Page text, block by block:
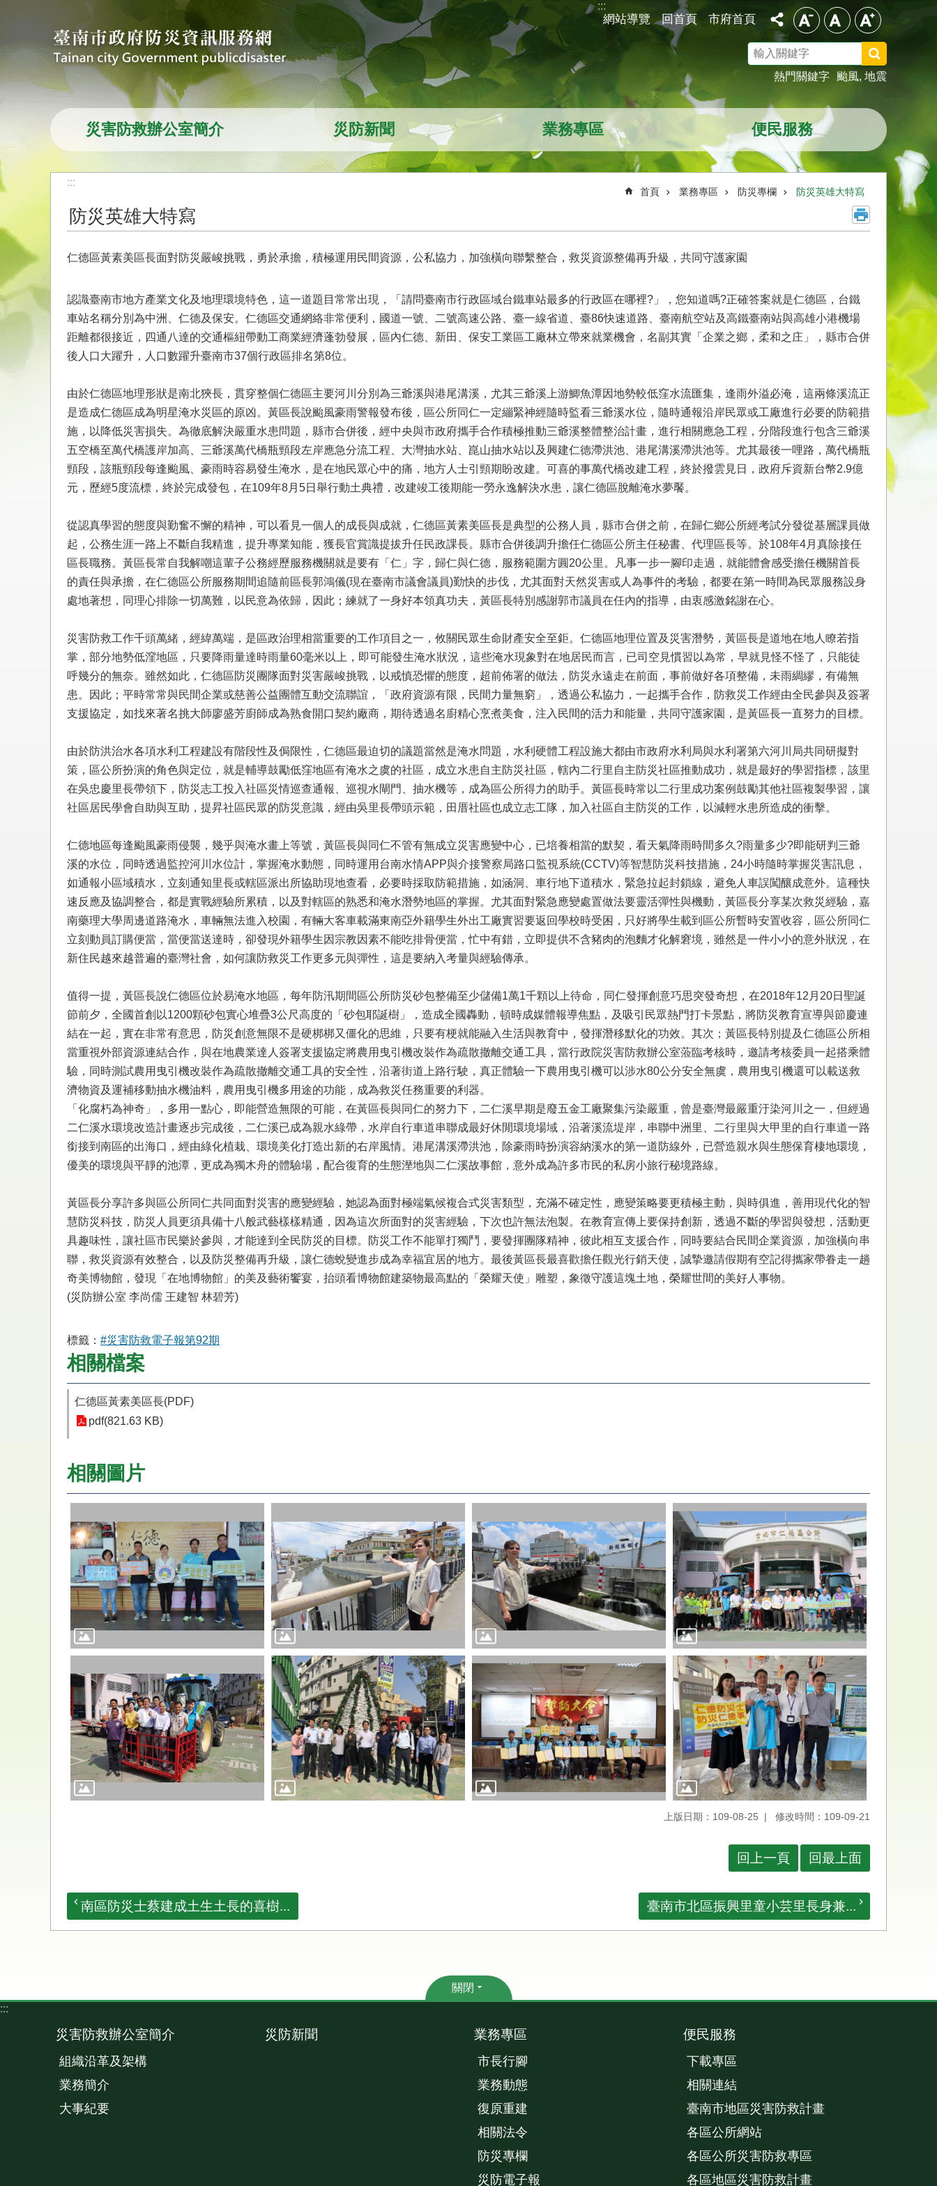
跳到主要內容區塊
:::
網站導覽 回首頁 市府首頁
尋
熱門關鍵字
颱風 地震
災害防救辦公室簡介 災防新聞 業務專區 便民服務
:::
首頁 業務專區 防災專欄 防災英雄大特寫
防災英雄大特寫
仁德區黃素美區長面對防災嚴峻挑戰，勇於承擔，積極運用民間資源，公私協力，加強橫向聯繫整合，救災資源整備再升級，共同守護家園
認識臺南市地方產業文化及地理環境特色，這一道題目常常出現，「請問臺南市行政區域台鐵車站最多的行政區在哪裡?」，您知道嗎?正確答案就是仁德區，台鐵
車站名稱分別為中洲、仁德及保安。仁德區交通網絡非常便利，國道一號、二號高速公路、臺一線省道、臺86快速道路、臺南航空站及高鐵臺南站與高雄小港機場
距離都很接近，四通八達的交通樞紐帶動工商業經濟蓬勃發展，區內仁德、新田、保安工業區工廠林立帶來就業機會，名副其實「企業之鄉，柔和之庄」，縣市合併
後人口大躍升，人口數躍升臺南市37個行政區排名第8位。
由於仁德區地理形狀是南北狹長，貫穿整個仁德區主要河川分別為三爺溪與港尾溝溪，尤其三爺溪上游鯽魚潭因地勢較低窪水流匯集，逢雨外溢必淹，這兩條溪流正
是造成仁德區成為明星淹水災區的原凶。黃區長說颱風豪雨警報發布後，區公所同仁一定繃緊神經隨時監看三爺溪水位，隨時通報沿岸民眾或工廠進行必要的防範措
施，以降低災害損失。為徹底解決嚴重水患問題，縣市合併後，經中央與市政府攜手合作積極推動三爺溪整體整治計畫，進行相關應急工程，分階段進行包含三爺溪
五空橋至萬代橋護岸加高、三爺溪萬代橋瓶頸段左岸應急分流工程、大灣抽水站、崑山抽水站以及興建仁德滯洪池、港尾溝溪滯洪池等。尤其最後一哩路，萬代橋瓶
頸段，該瓶頸段每逢颱風、豪雨時容易發生淹水，是在地民眾心中的痛，地方人士引頸期盼改建。可喜的事萬代橋改建工程，終於撥雲見日，政府斥資新台幣2.9億
元，歷經5度流標，終於完成發包，在109年8月5日舉行動土典禮，改建竣工後期能一勞永逸解決水患，讓仁德區脫離淹水夢饜。
從認真學習的態度與勤奮不懈的精神，可以看見一個人的成長與成就，仁德區黃素美區長是典型的公務人員，縣市合併之前，在歸仁鄉公所經考試分發從基層課員做
起，公務生涯一路上不斷自我精進，提升專業知能，獲長官賞識提拔升任民政課長。縣市合併後調升擔任仁德區公所主任秘書、代理區長等。於108年4月真除接任
區長職務。黃區長常自我解嘲這輩子公務經歷服務機關就是要有「仁」字，歸仁與仁德，服務範圍方圓20公里。凡事一步一腳印走過，就能體會感受擔任機關首長
的責任與承擔，在仁德區公所服務期間追隨前區長郭鴻儀(現在臺南市議會議員)勤快的步伐，尤其面對天然災害或人為事件的考驗，都要在第一時間為民眾服務設身
處地著想，同理心排除一切萬難，以民意為依歸，因此；練就了一身好本領真功夫，黃區長特別感謝郭市議員在任內的指導，由衷感激銘謝在心。
災害防救工作千頭萬緒，經緯萬端，是區政治理相當重要的工作項目之一，攸關民眾生命財產安全至鉅。仁德區地理位置及災害潛勢，黃區長是道地在地人瞭若指
掌，部分地勢低漥地區，只要降雨量達時雨量60毫米以上，即可能發生淹水狀況，這些淹水現象對在地居民而言，已司空見慣習以為常，早就見怪不怪了，只能徒
呼幾分的無奈。雖然如此，仁德區防災團隊面對災害嚴峻挑戰，以戒慎恐懼的態度，超前佈署的做法，防災永遠走在前面，事前做好各項整備，未雨綢繆，有備無
患。因此；平時常常與民間企業或慈善公益團體互動交流聯誼，「政府資源有限，民間力量無窮」，透過公私協力，一起攜手合作，防救災工作經由全民參與及簽署
支援協定，如找來著名挑大師廖盛芳廚師成為熟食開口契約廠商，期待透過名廚精心烹煮美食，注入民間的活力和能量，共同守護家園，是黃區長一直努力的目標。
由於防洪治水各項水利工程建設有階段性及侷限性，仁德區最迫切的議題當然是淹水問題，水利硬體工程設施大都由市政府水利局與水利署第六河川局共同研擬對
策，區公所扮演的角色與定位，就是輔導鼓勵低窪地區有淹水之虞的社區，成立水患自主防災社區，轄內二行里自主防災社區推動成功，就是最好的學習指標，該里
在吳忠慶里長帶領下，防災志工投入社區災情巡查通報、巡視水閘門、抽水機等，成為區公所得力的助手。黃區長時常以二行里成功案例鼓勵其他社區複製學習，讓
社區居民學會自助與互助，提昇社區民眾的防災意識，經由吳里長帶頭示範，田厝社區也成立志工隊，加入社區自主防災的工作，以減輕水患所造成的衝擊。
仁德地區每逢颱風豪雨侵襲，幾乎與淹水畫上等號，黃區長與同仁不管有無成立災害應變中心，已培養相當的默契，看天氣降雨時間多久?雨量多少?即能研判三爺
溪的水位，同時透過監控河川水位計，掌握淹水動態，同時運用台南水情APP與介接警察局路口監視系統(CCTV)等智慧防災科技措施，24小時隨時掌握災害訊息，
如通報小區域積水，立刻通知里長或轄區派出所協助現地查看，必要時採取防範措施，如涵洞、車行地下道積水，緊急拉起封鎖線，避免人車誤闖釀成意外。這種快
速反應及協調整合，都是實戰經驗所累積，以及對轄區的熟悉和淹水潛勢地區的掌握。尤其面對緊急應變處置做法要靈活彈性與機動，黃區長分享某次救災經驗，嘉
南藥理大學周邊道路淹水，車輛無法進入校園，有輛大客車載滿東南亞外籍學生外出工廠實習要返回學校時受困，只好將學生載到區公所暫時安置收容，區公所同仁
立刻動員訂購便當，當便當送達時，卻發現外籍學生因宗教因素不能吃排骨便當，忙中有錯，立即提供不含豬肉的泡麵才化解窘境，雖然是一件小小的意外狀況，在
新住民越來越普遍的臺灣社會，如何讓防救災工作更多元與彈性，這是要納入考量與經驗傳承。
值得一提，黃區長說仁德區位於易淹水地區，每年防汛期間區公所防災砂包整備至少儲備1萬1千顆以上待命，同仁發揮創意巧思突發奇想，在2018年12月20日聖誕
節前夕，全國首創以1200顆砂包實心堆疊3公尺高度的「砂包耶誕樹」，造成全國轟動，頓時成媒體報導焦點，及吸引民眾熱門打卡景點，將防災教育宣導與節慶連
結在一起，實在非常有意思，防災創意無限不是硬梆梆又僵化的思維，只要有梗就能融入生活與教育中，發揮潛移默化的功效。其次；黃區長特別提及仁德區公所相
當重視外部資源連結合作，與在地農業達人簽署支援協定將農用曳引機改裝作為疏散撤離交通工具，當行政院災害防救辦公室蒞臨考核時，邀請考核委員一起搭乘體
驗，同時測試農用曳引機改裝作為疏散撤離交通工具的安全性，沿著街道上路行駛，真正體驗一下農用曳引機可以涉水80公分安全無虞，農用曳引機還可以載送救
濟物資及運補移動抽水機油料，農用曳引機多用途的功能，成為救災任務重要的利器。
「化腐朽為神奇」，多用一點心，即能營造無限的可能，在黃區長與同仁的努力下，二仁溪早期是廢五金工廠聚集污染嚴重，曾是臺灣最嚴重汙染河川之一，但經過
二仁溪水環境改造計畫逐步完成後，二仁溪已成為親水綠帶，水岸自行車道串聯成最好休閒環境場域，沿著溪流堤岸，串聯中洲里、二行里與大甲里的自行車道一路
銜接到南區的出海口，經由綠化植栽、環境美化打造出新的右岸風情。港尾溝溪滯洪池，除豪雨時扮演容納溪水的第一道防線外，已營造親水與生態保育棲地環境，
優美的環境與平靜的池潭，更成為獨木舟的體驗場，配合復育的生態溼地與二仁溪故事館，意外成為許多市民的私房小旅行秘境路線。
黃區長分享許多與區公所同仁共同面對災害的應變經驗，她認為面對極端氣候複合式災害類型，充滿不確定性，應變策略要更積極主動，與時俱進，善用現代化的智
慧防災科技，防災人員更須具備十八般武藝樣樣精通，因為這次所面對的災害經驗，下次也許無法泡製。在教育宣傳上要保持創新，透過不斷的學習與發想，活動更
具趣味性，讓社區市民樂於參與，才能達到全民防災的目標。防災工作不能單打獨鬥，要發揮團隊精神，彼此相互支援合作，同時要結合民間企業資源，加強橫向串
聯，救災資源有效整合，以及防災整備再升級，讓仁德蛻變進步成為幸福宜居的地方。最後黃區長最喜歡擔任觀光行銷天使，誠摯邀請假期有空記得攜家帶眷走一趟
奇美博物館，發現「在地博物館」的美及藝術饗宴，抬頭看博物館建築物最高點的「榮耀天使」雕塑，象徵守護這塊土地，榮耀世間的美好人事物。
(災防辦公室 李尚儒 王建智 林碧芳)
標籤： #災害防救電子報第92期
相關檔案
仁德區黃素美區長(PDF)
pdf(821.63 KB)
相關圖片
上版日期：109-08-25 修改時間：109-09-21
回上一頁 回最上面
南區防災士蔡建成土生土長的喜樹... 臺南市北區振興里童小芸里長身兼...
關閉
:::
災害防救辦公室簡介
組織沿革及架構
業務簡介
大事紀要
災防新聞 業務專區
市長行腳
業務動態
復原重建
相關法令
防災專欄
災防電子報
便民服務
下載專區
相關連結
臺南市地區災害防救計畫
各區公所網站
各區公所災害防救專區
各區地區災害防救計畫